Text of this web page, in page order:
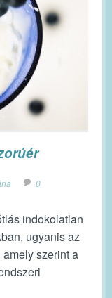
0
indokolatlan
ugyanis az
szerint a